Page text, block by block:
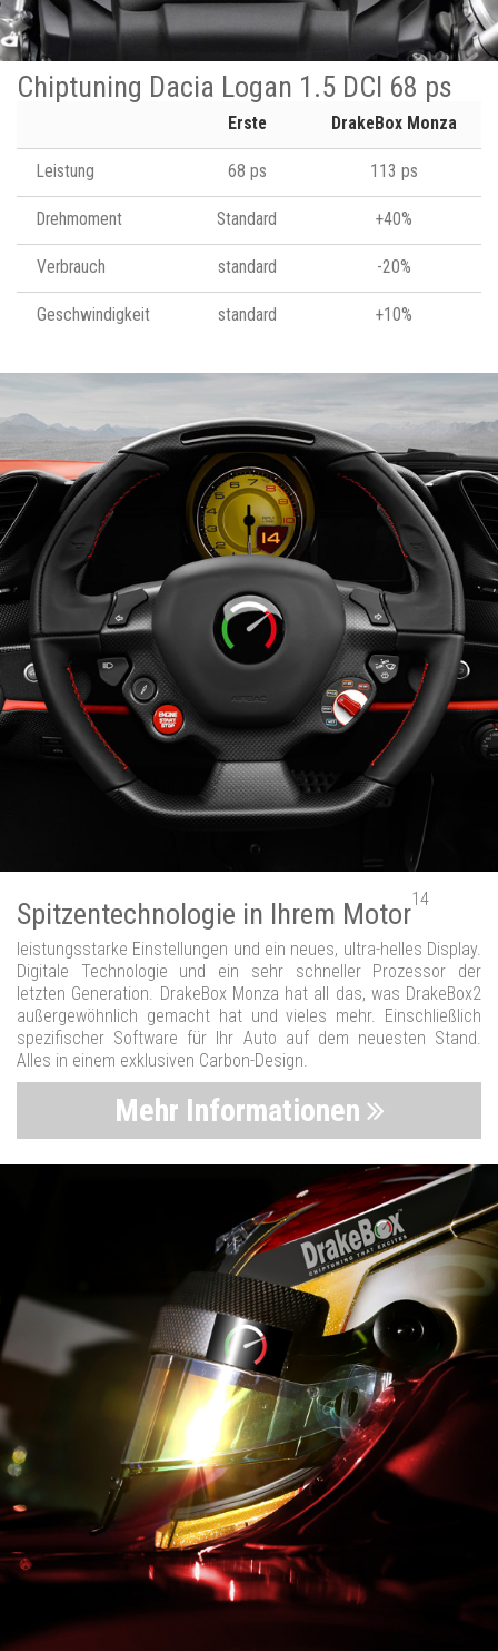
Chiptuning Dacia Logan 1.5 DCI 68 ps
Erste DrakeBox Monza
Leistung 68 ps 113 ps
Drehmoment Standard +40%
Verbrauch standard -20%
Geschwindigkeit standard +10%
Spitzentechnologie in Ihrem Motor14
leistungsstarke Einstellungen und ein neues, ultra-helles Display.
Digitale Technologie und ein sehr schneller Prozessor der
letzten Generation. DrakeBox Monza hat all das, was DrakeBox2
außergewöhnlich gemacht hat und vieles mehr. Einschließlich
spezifischer Software für Ihr Auto auf dem neuesten Stand.
Alles in einem exklusiven Carbon-Design.
Mehr Informationen